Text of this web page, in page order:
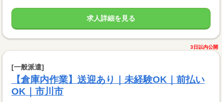
求人詳細を見る
3日以内公開
[一般派遣]
【倉庫内作業】送迎あり｜未経験OK｜前払い
OK｜市川市